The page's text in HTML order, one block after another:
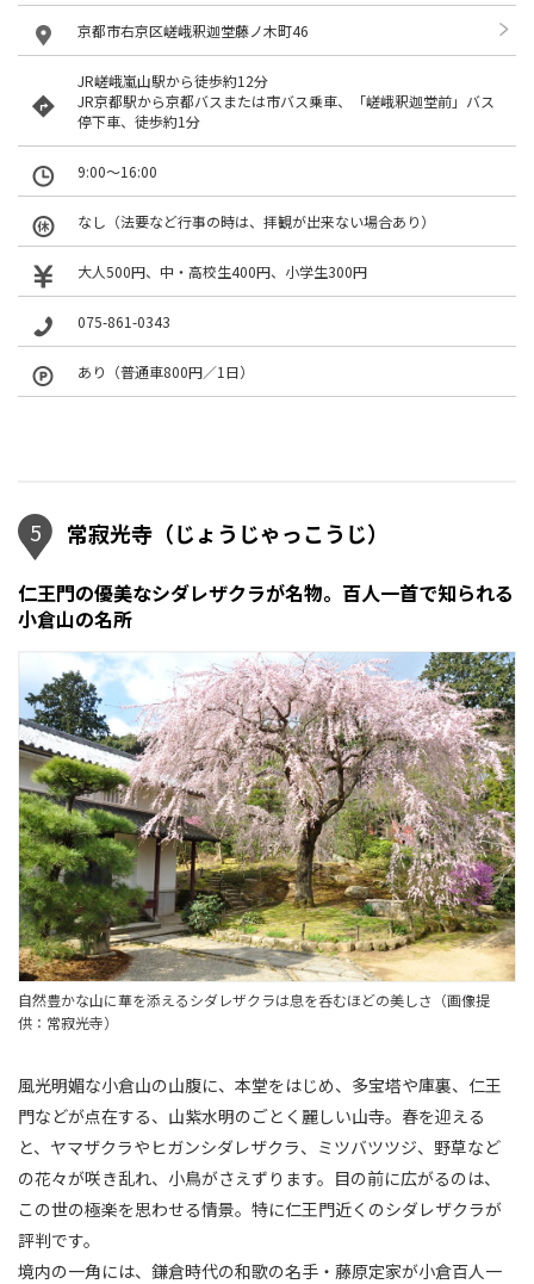
京都市右京区嵯峨釈迦堂藤ノ木町46
JR嵯峨嵐山駅から徒歩約12分
JR京都駅から京都バスまたは市バス乗車、「嵯峨釈迦堂前」バス
停下車、徒歩約1分
9:00～16:00
なし（法要など行事の時は、拝観が出来ない場合あり）
大人500円、中・高校生400円、小学生300円
075-861-0343
あり（普通車800円／1日）
5 常寂光寺（じょうじゃっこうじ）
仁王門の優美なシダレザクラが名物。百人一首で知られる
小倉山の名所
自然豊かな山に華を添えるシダレザクラは息を呑むほどの美しさ（画像提
供：常寂光寺）
風光明媚な小倉山の山腹に、本堂をはじめ、多宝塔や庫裏、仁王
門などが点在する、山紫水明のごとく麗しい山寺。春を迎える
と、ヤマザクラやヒガンシダレザクラ、ミツバツツジ、野草など
の花々が咲き乱れ、小鳥がさえずります。目の前に広がるのは、
この世の極楽を思わせる情景。特に仁王門近くのシダレザクラが
評判です。
境内の一角には、鎌倉時代の和歌の名手・藤原定家が小倉百人一